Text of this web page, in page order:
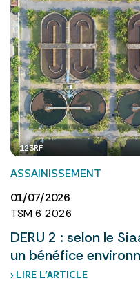
123RF
ASSAINISSEMENT
01/07/2026
TSM 6 2026
DERU 2 : selon le
un bénéfice
› LIRE L’ARTICLE